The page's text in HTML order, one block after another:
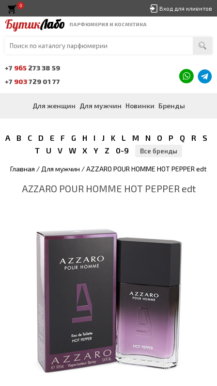
Вход для клиентов
БутикЛабо ПАРФЮМЕРИЯ И КОСМЕТИКА
+7 965 273 38 59
+7 903729 01 77
Для женщин Для мужчин Новинки Бренды
0
A B C D E F G H I J K L M N O P Q R
S
T
U V W X Y Z 0-9 Все бренды
Главная / Для мужчин / AZZARO POUR HOMME HOT PEPPER edt
AZZARO POUR HOMME HOT PEPPER edt